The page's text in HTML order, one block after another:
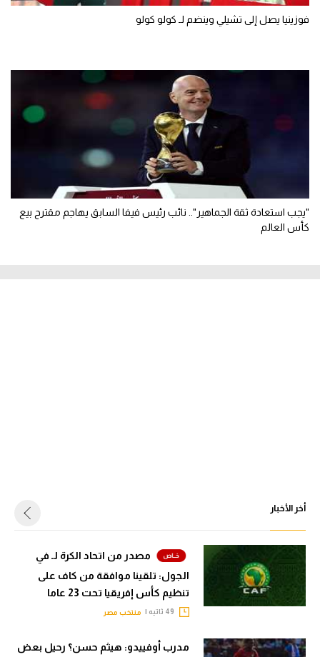
فوزينيا يصل إلى تشيلي وينضم لـ كولو كولو
"يجب استعادة ثقة الجماهير".. نائب رئيس فيفا السابق يهاجم مقترح بيع
كأس العالم
أخر الأخبار
مصدر من اتحاد الكرة لـ في
الجول: تلقينا موافقة من كاف على
تنظيم كأس إفريقيا تحت 23 عاما
منتخب مصر
مدرب أوفييدو: هيثم حسن؟ رحيل بعض